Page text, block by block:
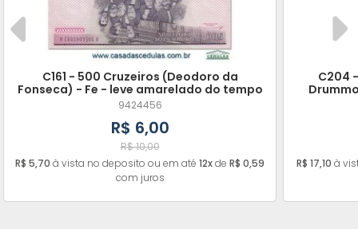
C161 - 500 Cruzeiros (Deodoro da
Fonseca) - Fe - leve amarelado do tempo
9424456
R$ 6,00
R$ 10,00
R$ 5,70 à vista no deposito ou em até 12xde R$ 0,59
com juros
C204
R$ 17,10 à